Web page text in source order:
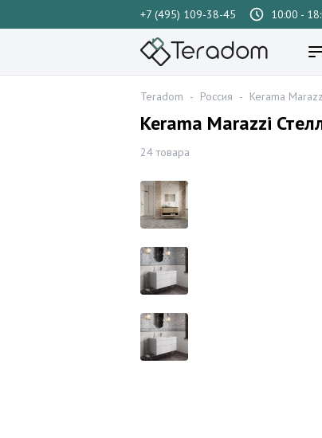
+7 (495) 109-38-45 10:00 -
Teradom - Россия - Kerama
Kerama Marazzi
24 товара